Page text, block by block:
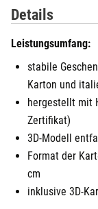
Details
Leistungsumfang:
stabile
Karton und
hergestellt mit
Zertifikat)
3D-Modell
Format der
cm
inklusive 3D-
Coburg
Cottbus